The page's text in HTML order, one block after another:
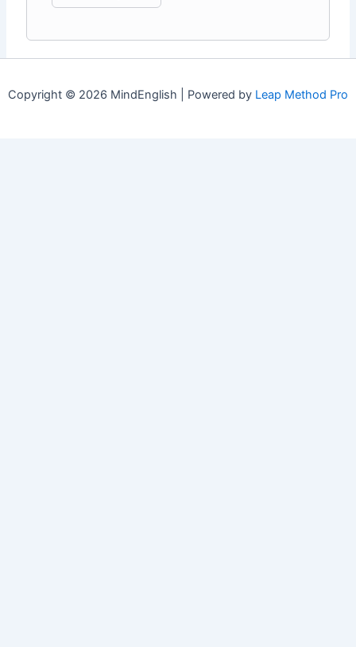
Copyright © 2026 MindEnglish | Powered by Leap Method Pro